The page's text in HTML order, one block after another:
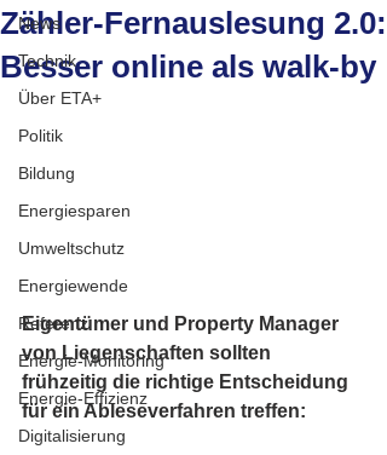
News
Technik
Über ETA+
Politik
Bildung
Energiesparen
Umweltschutz
Energiewende
Referenz
Energie-Monitoring
Energie-Effizienz
Digitalisierung
Zähler-Fernauslesung 2.0:
Besser online als walk-by
Eigentümer und Property Manager
von Liegenschaften sollten
frühzeitig die richtige Entscheidung
für ein Ableseverfahren treffen: